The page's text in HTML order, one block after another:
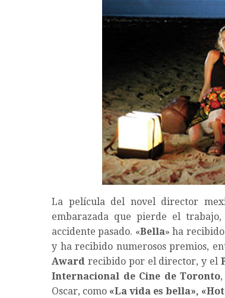
La película del novel director
embarazada que pierde el
accidente pasado. «Bella» ha
y ha recibido numerosos premios,
Award recibido por el director, y el
Internacional de Cine de Toronto
Oscar, como «La vida es bella»,